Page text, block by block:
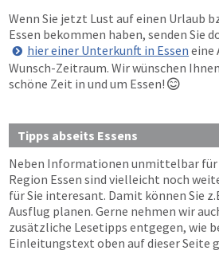
Wenn Sie jetzt Lust auf einen Urlaub
Essen bekommen haben, senden Sie
hier einer Unterkunft in Essen eine
Wunsch-Zeitraum. Wir wünschen
schöne Zeit in und um Essen! 
Tipps abseits Essens
Neben Informationen unmittelbar
Region Essen sind vielleicht noch
für Sie interesant. Damit können Sie
Ausflug planen. Gerne nehmen wir
zusätzliche Lesetipps entgegen, wie
Einleitungstext oben auf dieser Seite